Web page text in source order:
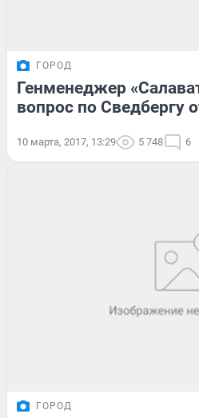
ГОРОД
Генменеджер
вопрос по Сведбергу
10 марта, 2017, 13:29 5 748 6
ГОРОД